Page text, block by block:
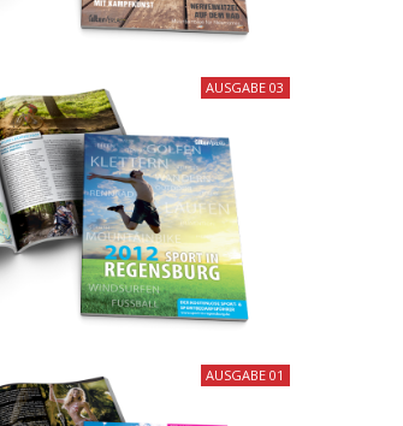
AUSGABE 03
AUSGABE 01